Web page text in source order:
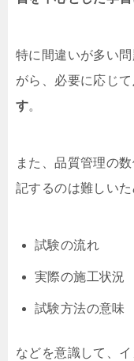
特に間違いが多い
がら、必要に応じて
す。
また、品質管理の
記するのは難しいた
試験の流れ
実際の施工状況
試験方法の意味
などを意識して、